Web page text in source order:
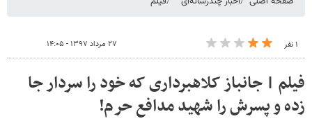
۱ نفر ۲۷ مرداد ۱۳۹۷ - ۱۴:۰۵
فیلم | جانباز کلاهبرداری که خود را سردار جا
زده و پسرش را شهید مدافع حرم!